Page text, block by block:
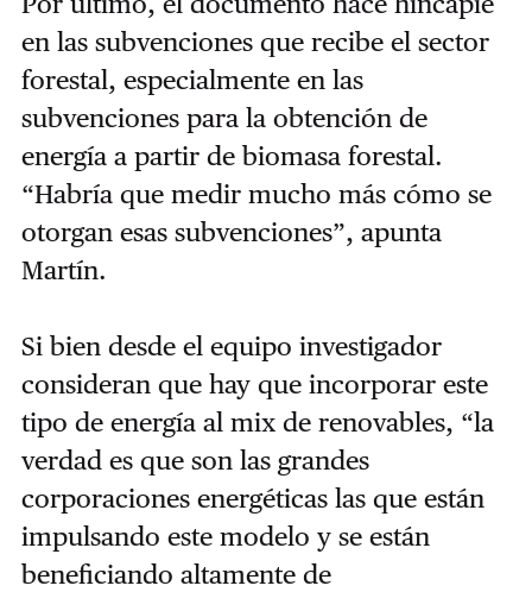
en las subvenciones que recibe el sector
forestal, especialmente en las
subvenciones para la obtención de
energía a partir de biomasa forestal.
“Habría que medir mucho más cómo se
otorgan esas subvenciones”, apunta
Martín.
Si bien desde el equipo investigador
consideran que hay que incorporar este
tipo de energía al mix de renovables, “la
verdad es que son las grandes
corporaciones energéticas las que están
impulsando este modelo y se están
beneficiando altamente de